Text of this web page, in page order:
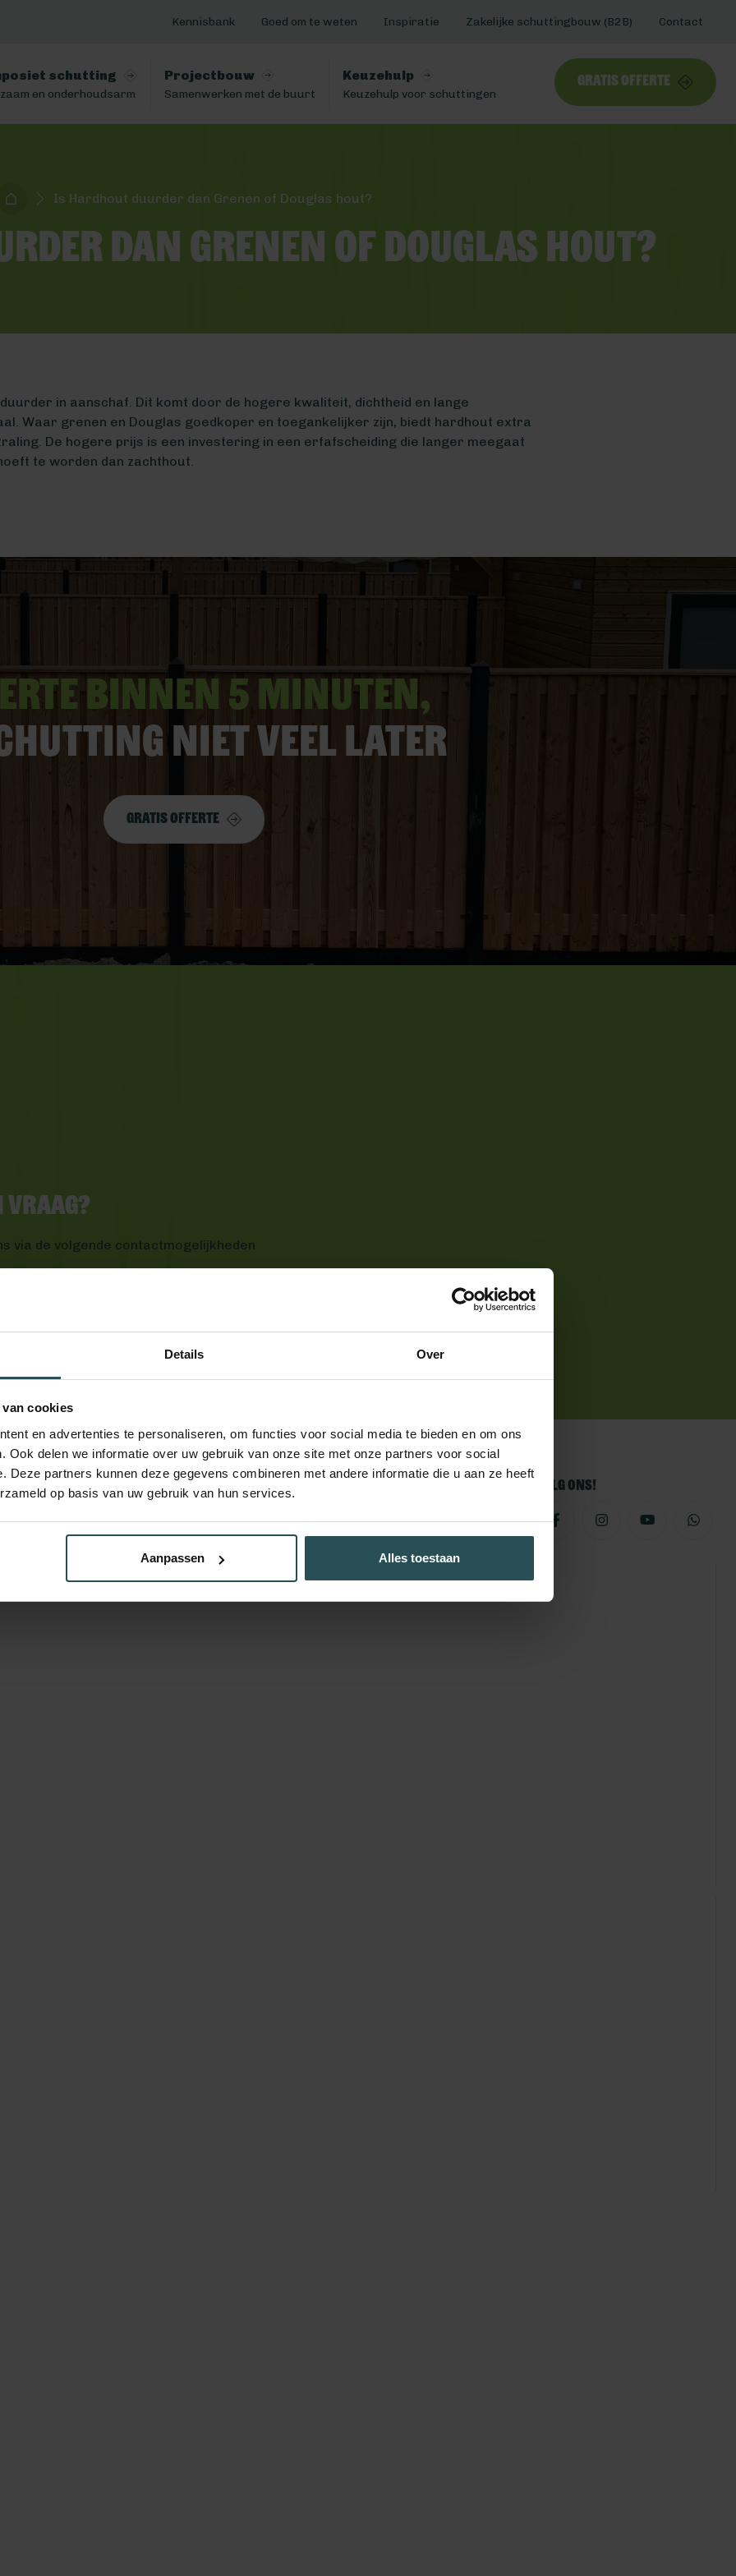
Details Over
cookies
en advertenties te personaliseren, om functies voor social media te bieden en om ons
Ook delen we informatie over uw gebruik van onze site met onze partners voor social
Deze partners kunnen deze gegevens combineren met andere informatie die u aan ze heeft
op basis van uw gebruik van hun services.
Aanpassen Alles toestaan
Kennisbank Goed om te weten Inspiratie Zakelijke schuttingbouw (B2B) Contact
schutting
en onderhoudsarm
Projectbouw
Samenwerken met de buurt
Keuzehulp
Keuzehulp voor schuttingen
Gratis offerte
Is Hardhout duurder dan Grenen of Douglas hout?
dan Grenen of Douglas hout?
in aanschaf. Dit komt door de hogere kwaliteit, dichtheid en lange
Waar grenen en Douglas goedkoper en toegankelijker zijn, biedt hardhout extra
De hogere prijs is een investering in een erfafscheiding die langer meegaat
te worden dan zachthout.
binnen 5 minuten,
niet veel later
Gratis offerte
vraag?
via de volgende contactmogelijkheden
Volg ons!